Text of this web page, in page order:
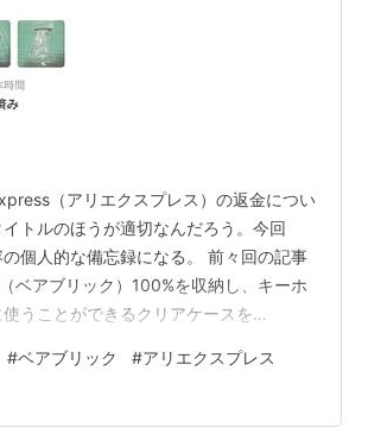
（アリエクスプレス）の返金につい
トルのほうが適切なんだろう。今回
個人的な備忘録になる。 前々回の記事
ベアブリック）100%を収納し、キーホ
うことができるクリアケースを
記事内では、そのクリアケ
リマサイトを中心に販売されているけ
らくアリエクで買ったものの転売と思
#ベアブリック #アリエクスプレス